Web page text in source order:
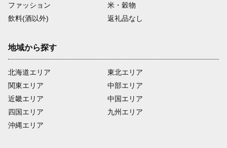
ファッション
米・穀物
飲料(酒以外)
返礼品なし
地域から探す
北海道エリア
関東エリア
近畿エリア
四国エリア
沖縄エリア
東北エリア
中部エリア
中国エリア
九州エリア